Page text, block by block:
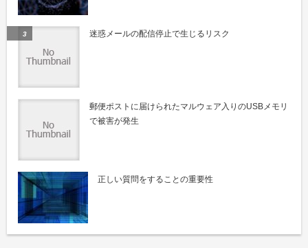
迷惑メールの配信停止で生じるリスク
郵便ポストに届けられたマルウェア入りのUSBメモリ
で被害が発生
正しい質問をすることの重要性